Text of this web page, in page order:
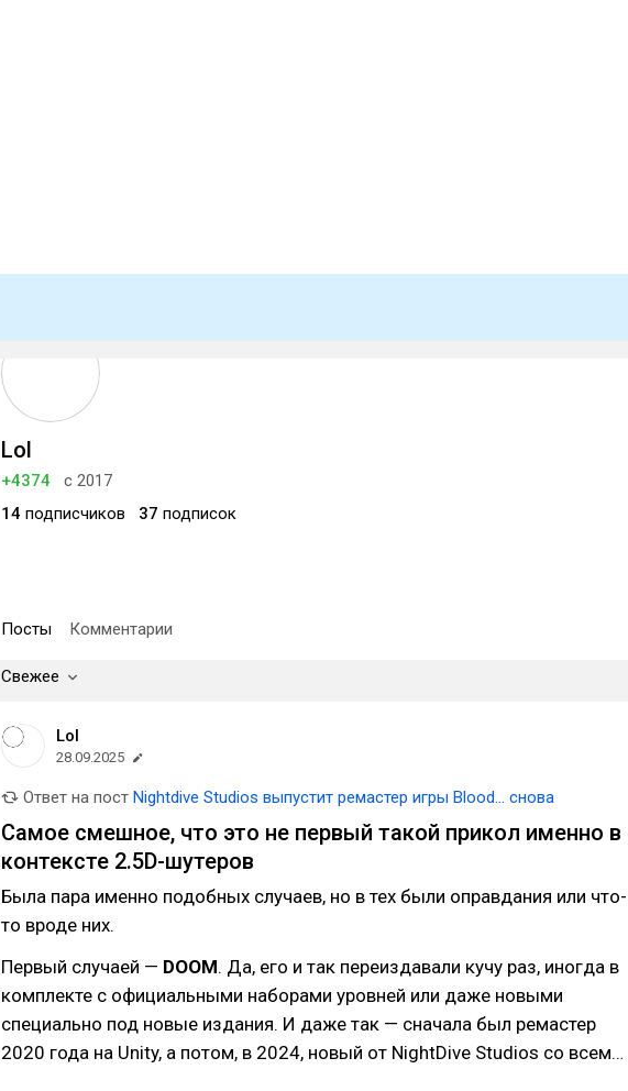
Lol
+4374
с 2017
14 подписчиков 37 подписок
Посты Комментарии
Свежее
Lol
28.09.2025
Ответ на пост Nightdive Studios выпустит ремастер игры Blood... снова
Самое смешное, что это не первый такой прикол именно в
контексте 2.5D-шутеров
Была пара именно подобных случаев, но в тех были оправдания или что-
то вроде них.
Первый случаей — DOOM. Да, его и так переиздавали кучу раз, иногда в
комплекте с официальными наборами уровней или даже новыми
специально под новые издания. И даже так — сначала был ремастер
2020 года на Unity, а потом, в 2024, новый от NightDive Studios со всем…